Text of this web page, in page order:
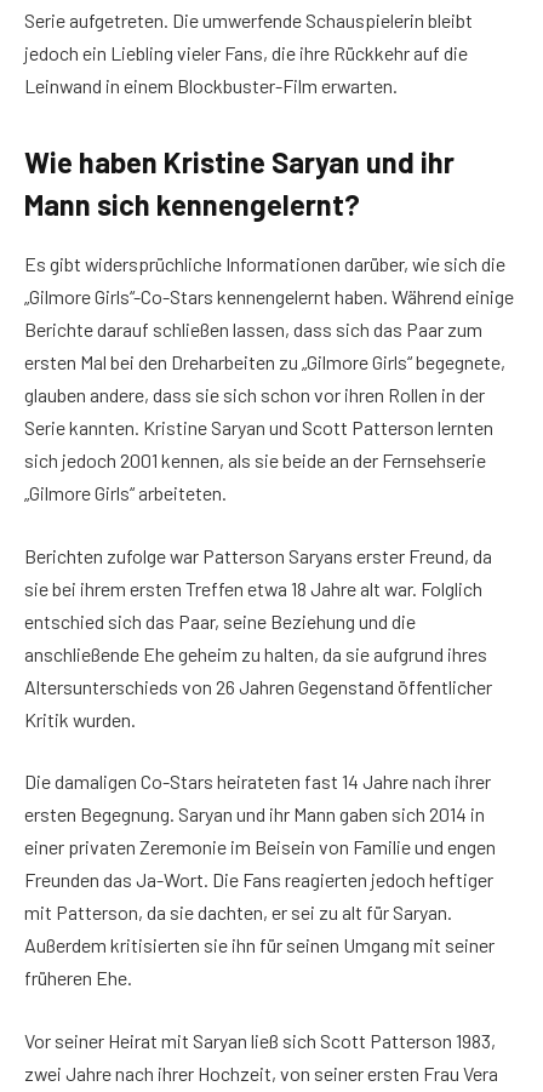
Serie aufgetreten. Die umwerfende Schauspielerin bleibt
jedoch ein Liebling vieler Fans, die ihre Rückkehr auf die
Leinwand in einem Blockbuster-Film erwarten.
Wie haben Kristine Saryan und ihr
Mann sich kennengelernt?
Es gibt widersprüchliche Informationen darüber, wie sich die
„Gilmore Girls“-Co-Stars kennengelernt haben. Während einige
Berichte darauf schließen lassen, dass sich das Paar zum
ersten Mal bei den Dreharbeiten zu „Gilmore Girls“ begegnete,
glauben andere, dass sie sich schon vor ihren Rollen in der
Serie kannten. Kristine Saryan und Scott Patterson lernten
sich jedoch 2001 kennen, als sie beide an der Fernsehserie
„Gilmore Girls“ arbeiteten.
Berichten zufolge war Patterson Saryans erster Freund, da
sie bei ihrem ersten Treffen etwa 18 Jahre alt war. Folglich
entschied sich das Paar, seine Beziehung und die
anschließende Ehe geheim zu halten, da sie aufgrund ihres
Altersunterschieds von 26 Jahren Gegenstand öffentlicher
Kritik wurden.
Die damaligen Co-Stars heirateten fast 14 Jahre nach ihrer
ersten Begegnung. Saryan und ihr Mann gaben sich 2014 in
einer privaten Zeremonie im Beisein von Familie und engen
Freunden das Ja-Wort. Die Fans reagierten jedoch heftiger
mit Patterson, da sie dachten, er sei zu alt für Saryan.
Außerdem kritisierten sie ihn für seinen Umgang mit seiner
früheren Ehe.
Vor seiner Heirat mit Saryan ließ sich Scott Patterson 1983,
zwei Jahre nach ihrer Hochzeit, von seiner ersten Frau Vera